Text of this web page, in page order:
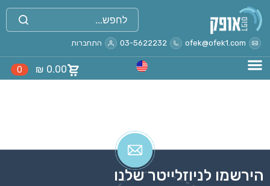
ofek@ofek1.com
03-5622232 התחברות
₪ 0.00
0
הירשמו לניוזלייטר שלנו